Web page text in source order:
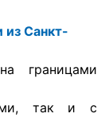
из Санкт-
границами
так и с